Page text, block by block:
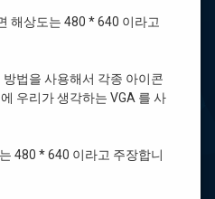
해상도는 480 * 640 이라고
법을 사용해서 각종 아이콘
우리가 생각하는 VGA 를 사
480 * 640 이라고 주장합니